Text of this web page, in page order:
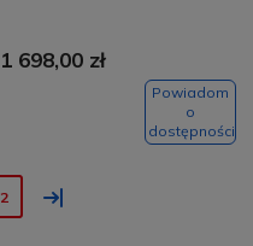
1 698,00 zł
Powiadom
o
dostępności
2 »